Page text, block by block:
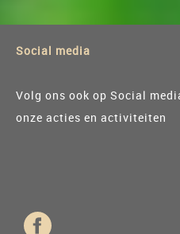
Social media
Volg ons ook op Social
onze acties en activiteiten